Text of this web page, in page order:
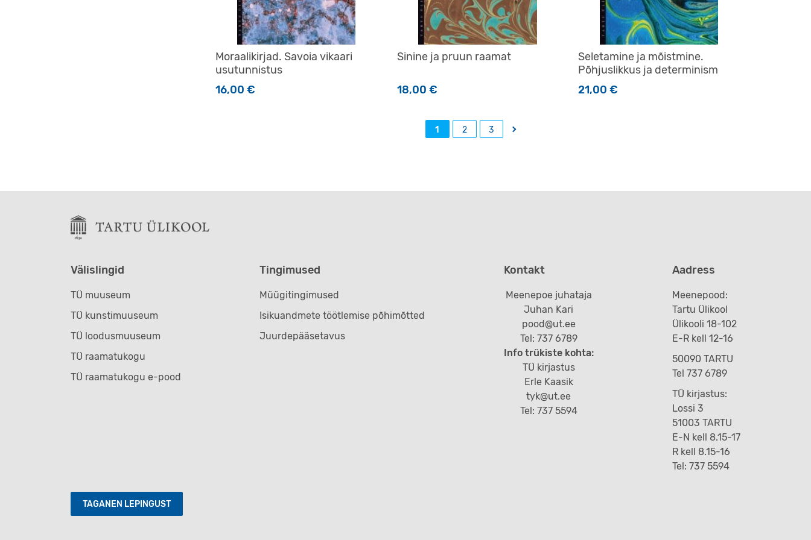
Moraalikirjad. Savoia vikaari
usutunnistus
16,00 €
Sinine ja pruun raamat
18,00 €
Seletamine ja mõistmine.
Põhjuslikkus ja determinism
21,00€
1 2 3 →
Välislingid
TÜ muuseum
TÜ kunstimuuseum
TÜ loodusmuuseum
TÜ raamatukogu
TÜ raamatukogu e-pood
Tingimused
Müügitingimused
Isikuandmete töötlemise põhimõtted
Juurdepääsetavus
Kontakt
Meenepoe juhataja
Juhan Kari
pood@ut.ee
Tel: 737 6789
Info trükiste kohta:
TÜ kirjastus
Erle Kaasik
tyk@ut.ee
Tel: 737 5594
Aadress
Meenepood:
Tartu Ülikool
Ülikooli 18-102
E-R kell 12-16
50090 TARTU
Tel 737 6789
TÜ kirjastus:
Lossi 3
51003 TARTU
E-N kell 8.15-17
R kell 8.15-16
Tel: 737 5594
TAGANEN LEPINGUST